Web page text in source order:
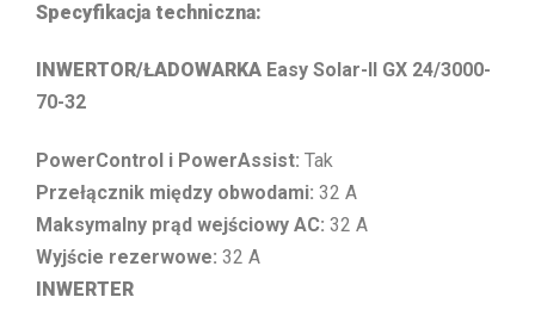
Specyfikacja techniczna:
INWERTOR/ŁADOWARKA Easy Solar-II GX 24/3000-
70-32
PowerControl i PowerAssist: Tak
Przełącznik między obwodami: 32 A
Maksymalny prąd wejściowy AC: 32 A
Wyjście rezerwowe: 32 A
INWERTER